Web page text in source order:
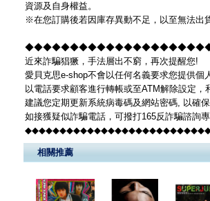
資源及自身權益。
※在您訂購後若因庫存異動不足，以至無法出
◆◆◆◆◆◆◆◆◆◆◆◆◆◆◆◆◆◆◆◆◆◆◆◆
近來詐騙猖獗，手法層出不窮，再次提醒您!
愛貝克思e-shop不會以任何名義要求您提供個
以電話要求顧客進行轉帳或至ATM解除設定
建議您定期更新系統病毒碼及網站密碼, 以確
如接獲疑似詐騙電話，可撥打165反詐騙諮詢
相關推薦